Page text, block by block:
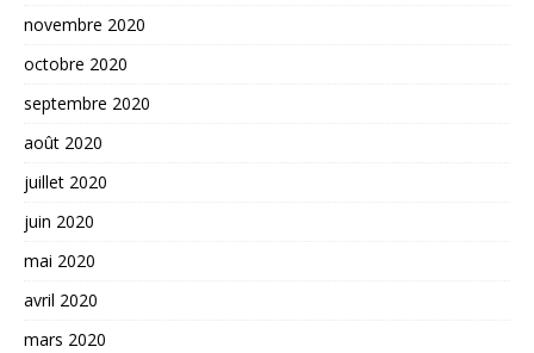
novembre 2020
octobre 2020
septembre 2020
août 2020
juillet 2020
juin 2020
mai 2020
avril 2020
mars 2020